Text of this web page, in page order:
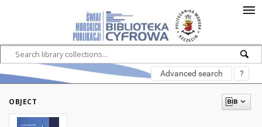
Advanced search ?
OBJECT